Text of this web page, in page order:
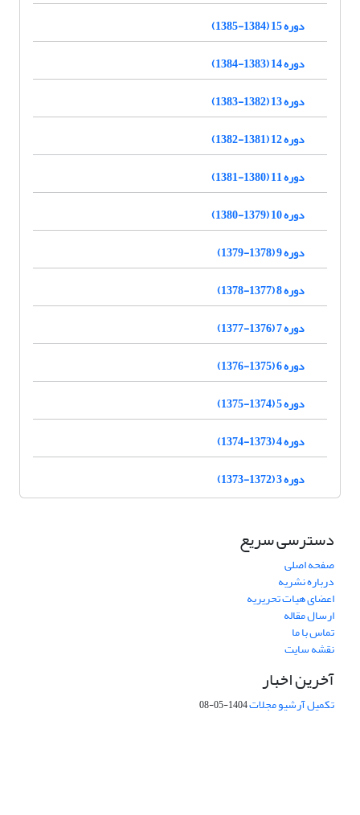
دوره 15 (1384-1385)
دوره 14 (1383-1384)
دوره 13 (1382-1383)
دوره 12 (1381-1382)
دوره 11 (1380-1381)
دوره 10 (1379-1380)
دوره 9 (1378-1379)
دوره 8 (1377-1378)
دوره 7 (1376-1377)
دوره 6 (1375-1376)
دوره 5 (1374-1375)
دوره 4 (1373-1374)
دوره 3 (1372-1373)
دسترسی سریع
صفحه اصلی
درباره نشریه
اعضای هیات تحریریه
ارسال مقاله
تماس با ما
نقشه سایت
آخرین اخبار
تکمیل آرشیو مجلات1404-05-08